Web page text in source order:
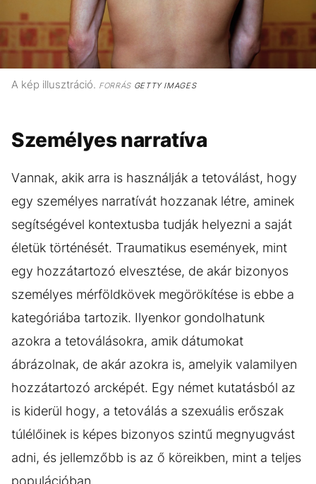
A kép illusztráció. FORRÁSGETTY IMAGES
Személyes narratíva
Vannak, akik arra is használják a tetoválást, hogy
egy személyes narratívát hozzanak létre, aminek
segítségével kontextusba tudják helyezni a saját
életük történését. Traumatikus események, mint
egy hozzátartozó elvesztése, de akár bizonyos
személyes mérföldkövek megörökítése is ebbe a
kategóriába tartozik. Ilyenkor gondolhatunk
azokra a tetoválásokra, amik dátumokat
ábrázolnak, de akár azokra is, amelyik valamilyen
hozzátartozó arcképét. Egy német kutatásból az
is kiderül hogy, a tetoválás a szexuális erőszak
túlélőinek is képes bizonyos szintű megnyugvást
adni, és jellemzőbb is az ő köreikben, mint a teljes
populációban.